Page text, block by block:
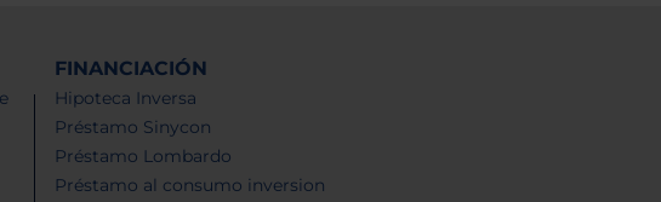
FINANCIACIÓN
Hipoteca Inversa
Préstamo Sinycon
Préstamo Lombardo
Préstamo al consumo inversion